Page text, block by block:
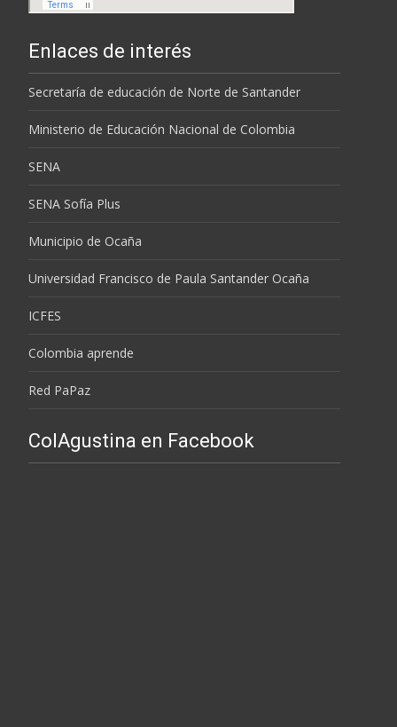
Enlaces de interés
Secretaría de educación de Norte de Santander
Ministerio de Educación Nacional de Colombia
SENA
SENA Sofía Plus
Municipio de Ocaña
Universidad Francisco de Paula Santander Ocaña
ICFES
Colombia aprende
Red PaPaz
ColAgustina en Facebook